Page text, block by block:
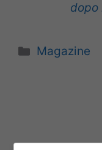
dopo
Categorie
Magazine